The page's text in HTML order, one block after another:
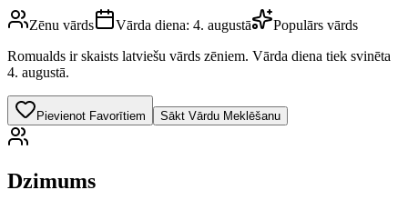
Zēnu vārds Vārda diena: 4. augustā
Populārs vārds
Romualds ir skaists latviešu vārds zēniem. Vārda diena tiek svinēta
4. augustā.
Pievienot Favorītiem Sākt Vārdu Meklēšanu
Dzimums